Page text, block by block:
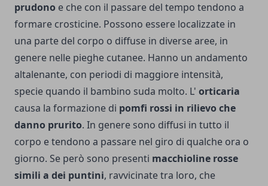
prudono e che con il passare del tempo tendono a
formare crosticine. Possono essere localizzate in
una parte del corpo o diffuse in diverse aree, in
genere nelle pieghe cutanee. Hanno un andamento
altalenante, con periodi di maggiore intensità,
specie quando il bambino suda molto. L' orticaria
causa la formazione di pomfi rossi in rilievo che
danno prurito. In genere sono diffusi in tutto il
corpo e tendono a passare nel giro di qualche ora o
giorno. Se però sono presenti macchioline rosse
simili a dei puntini, ravvicinate tra loro, che